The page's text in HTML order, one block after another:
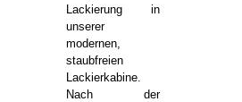
Lackierung in
unserer
modernen,
staubfreien
Lackierkabine.
Nach der